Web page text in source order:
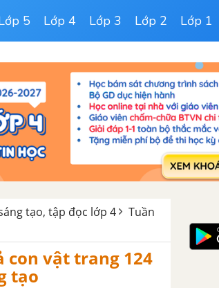
5 Lớp 4 Lớp 3 Lớp 2 Lớp 1
tạo, tập đọc lớp 4
Tuần
con vật trang 124
tạo